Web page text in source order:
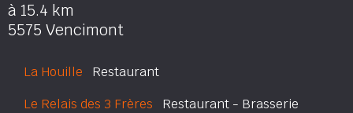
à 15.4 km
5575 Vencimont
La Houille Restaurant
Le Relais des 3 Frères Restaurant - Brasserie